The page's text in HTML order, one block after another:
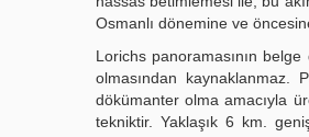
Osmanlı dönemine ve
Lorichs panoramasının
olmasından kaynaklanmaz.
dökümanter olma amacıyla
tekniktir. Yaklaşık 6 km.